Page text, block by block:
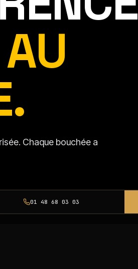
AU
Chaque bouchée a
01 48 68 03 03